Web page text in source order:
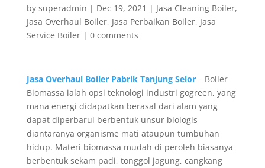
by superadmin | Dec 19, 2021 | Jasa Cleaning Boiler,
Jasa Overhaul Boiler, Jasa Perbaikan Boiler, Jasa
Service Boiler| 0 comments
Jasa Overhaul Boiler Pabrik Tanjung Selor– Boiler
Biomassa ialah opsi teknologi industri gogreen, yang
mana energi didapatkan berasal dari alam yang
dapat diperbarui berbentuk unsur biologis
diantaranya organisme mati ataupun tumbuhan
hidup. Materi biomassa mudah di peroleh biasanya
berbentuk sekam padi, tonggol jagung, cangkang